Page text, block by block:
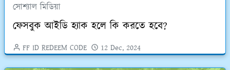
সোশ্যাল মিডিয়া
ফেসবুক আইডি হ্যাক হলে কি করতে হবে?
FF ID REDEEM CODE 12 Dec, 2024